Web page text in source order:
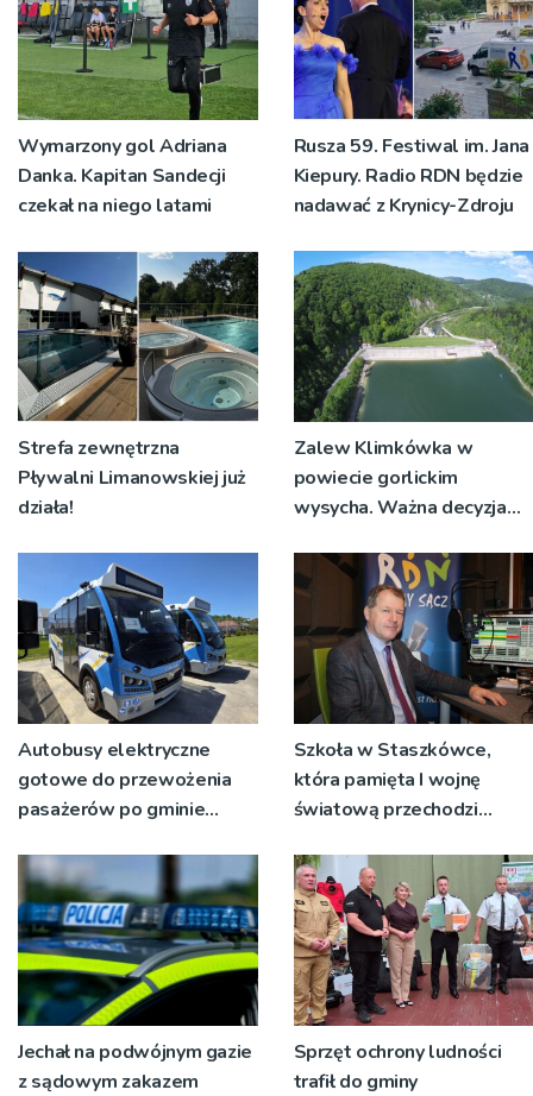
Wymarzony gol Adriana
Danka. Kapitan Sandecji
czekał na niego latami
Rusza 59. Festiwal im. Jana
Kiepury. Radio RDN będzie
nadawać z Krynicy-Zdroju
Strefa zewnętrzna
Pływalni Limanowskiej już
działa!
Zalew Klimkówka w
powiecie gorlickim
wysycha. Ważna decyzja
Autobusy elektryczne
gotowe do przewożenia
pasażerów po gminie
Szkoła w Staszkówce,
która pamięta I wojnę
światową przechodzi
Jechał na podwójnym gazie
z sądowym zakazem
Sprzęt ochrony ludności
trafił do gminy